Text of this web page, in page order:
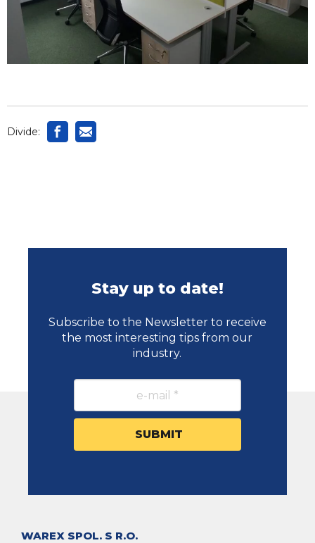
Divide:
Stay up to date!
Subscribe to the Newsletter to receive
the most interesting tips from our
industry.
WAREX SPOL. S R.O.